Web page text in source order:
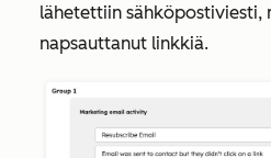
lähetettiin sähköpostiviesti,
napsauttanut linkkiä.